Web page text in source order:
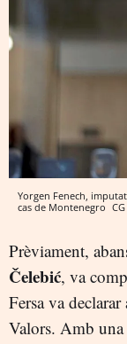
Yorgen Fenech,
cas de Montenegro CG
Prèviament,
Čelebić, va
Fersa va
Valors. Amb una